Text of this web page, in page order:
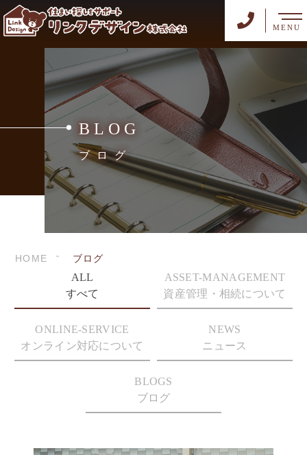
MENU
BLOG
ブログ
HOME ブログ
ALL
すべて
ASSET-MANAGEMENT
資産管理・相続について
ONLINE-SERVICE
オンライン対応について
NEWS
ニュース
BLOGS
ブログ